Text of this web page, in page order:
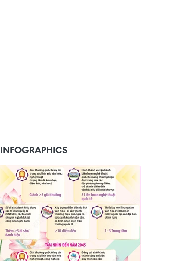
INFOGRAPHICS